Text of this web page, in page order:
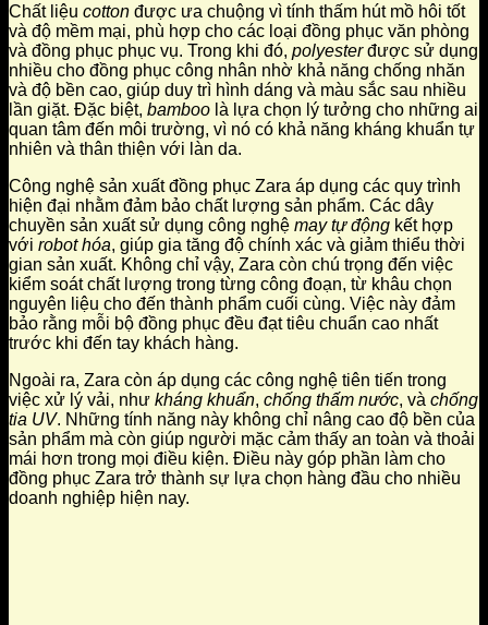
Chất liệu cotton được ưa chuộng vì tính thấm hút mồ hôi tốt
và độ mềm mại, phù hợp cho các loại đồng phục văn phòng
và đồng phục phục vụ. Trong khi đó, polyesterđược sử dụng
nhiều cho đồng phục công nhân nhờ khả năng chống nhăn
và độ bền cao, giúp duy trì hình dáng và màu sắc sau nhiều
lần giặt. Đặc biệt, bamboo là lựa chọn lý tưởng cho những ai
quan tâm đến môi trường, vì nó có khả năng kháng khuẩn tự
nhiên và thân thiện với làn da.
Công nghệ sản xuất đồng phục Zara áp dụng các quy trình
hiện đại nhằm đảm bảo chất lượng sản phẩm. Các dây
chuyền sản xuất sử dụng công nghệ may tự động kết hợp
với robot hóa, giúp gia tăng độ chính xác và giảm thiểu thời
gian sản xuất. Không chỉ vậy, Zara còn chú trọng đến việc
kiểm soát chất lượng trong từng công đoạn, từ khâu chọn
nguyên liệu cho đến thành phẩm cuối cùng. Việc này đảm
bảo rằng mỗi bộ đồng phục đều đạt tiêu chuẩn cao nhất
trước khi đến tay khách hàng.
Ngoài ra, Zara còn áp dụng các công nghệ tiên tiến trong
việc xử lý vải, như kháng khuẩn, chống thấm nước, và chống
tia UV. Những tính năng này không chỉ nâng cao độ bền của
sản phẩm mà còn giúp người mặc cảm thấy an toàn và thoải
mái hơn trong mọi điều kiện. Điều này góp phần làm cho
đồng phục Zara trở thành sự lựa chọn hàng đầu cho nhiều
doanh nghiệp hiện nay.